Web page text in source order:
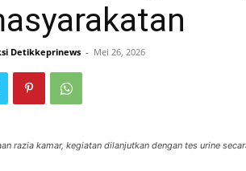
Detikkeprinews - Mei 26, 2026
razia kamar, kegiatan dilanjutkan dengan tes urine